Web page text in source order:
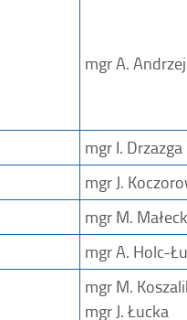
mgr A.
mgr I. Drzazga
mgr J.
mgr M.
mgr A. Holc-
mgr M.
mgr J. Łucka